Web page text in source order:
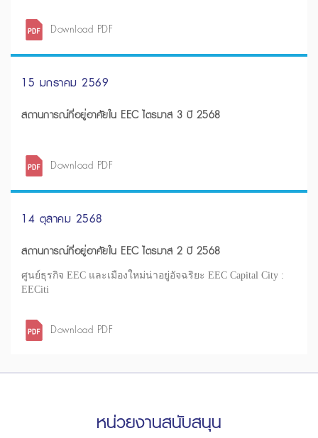
Download PDF
15 มกราคม 2569
สถานการณ์ที่อยู่อาศัยใน EEC ไตรมาส 3 ปี 2568
Download PDF
14 ตุลาคม 2568
สถานการณ์ที่อยู่อาศัยใน EEC ไตรมาส 2 ปี 2568
ศูนย์ธุรกิจ EEC และเมืองใหม่น่าอยู่อัจฉริยะ EEC Capital City :
EECiti
Download PDF
หน่วยงานสนับสนุน